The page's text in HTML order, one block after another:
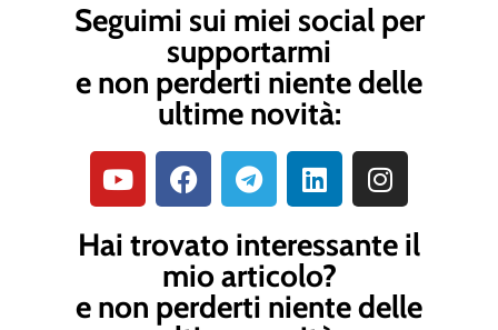
Seguimi sui miei social per
supportarmi
e non perderti niente delle
ultime novità:
Hai trovato interessante il
mio articolo?
e non perderti niente delle